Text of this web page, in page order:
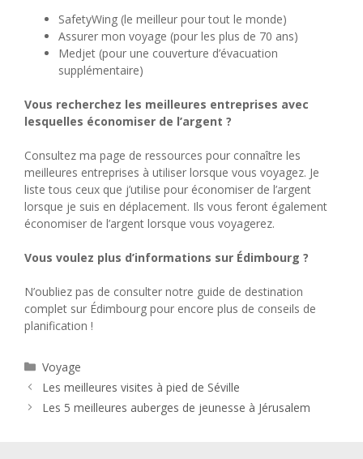
SafetyWing (le meilleur pour tout le monde)
Assurer mon voyage (pour les plus de 70 ans)
Medjet (pour une couverture d’évacuation
supplémentaire)
Vous recherchez les meilleures entreprises avec
lesquelles économiser de l’argent ?
Consultez ma page de ressources pour connaître les
meilleures entreprises à utiliser lorsque vous voyagez. Je
liste tous ceux que j’utilise pour économiser de l’argent
lorsque je suis en déplacement. Ils vous feront également
économiser de l’argent lorsque vous voyagerez.
Vous voulez plus d’informations sur Édimbourg ?
N’oubliez pas de consulter notre guide de destination
complet sur Édimbourg pour encore plus de conseils de
planification !
Catégories
Voyage
Les meilleures visites à pied de Séville
Les 5 meilleures auberges de jeunesse à Jérusalem